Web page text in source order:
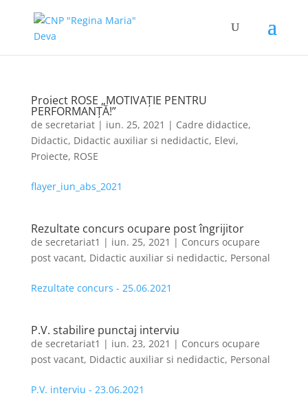
Proiect ROSE „MOTIVAȚIE PENTRU
PERFORMANȚĂ!”
de secretariat| iun. 25, 2021 | Cadre didactice,
Didactic, Didactic auxiliar si nedidactic, Elevi,
Proiecte, ROSE
flayer_iun_abs_2021
Rezultate concurs ocupare post îngrijitor
de secretariat1 | iun. 25, 2021 | Concurs ocupare
post vacant, Didactic auxiliar si nedidactic, Personal
Rezultate concurs - 25.06.2021
P.V. stabilire punctaj interviu
de secretariat1 | iun. 23, 2021 | Concurs ocupare
post vacant, Didactic auxiliar si nedidactic, Personal
P.V. interviu - 23.06.2021